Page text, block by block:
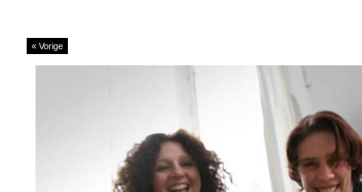
« Vorige